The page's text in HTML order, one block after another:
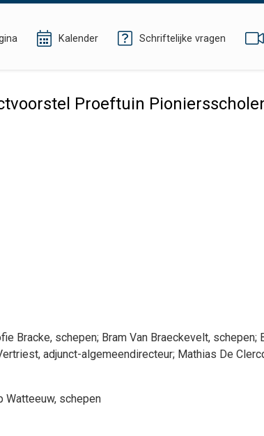
Kalender Schriftelijke vragen
Proeftuin
Bracke, schepen; Bram Van Braeckevelt, schepen;
, adjunct-algemeendirecteur; Mathias De
Watteeuw, schepen